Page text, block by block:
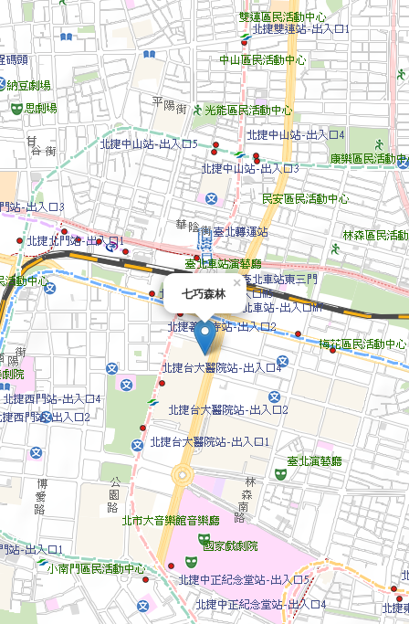
七巧森林
×